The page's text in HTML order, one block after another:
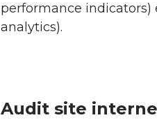
performance indicators)
analytics).
Audit site